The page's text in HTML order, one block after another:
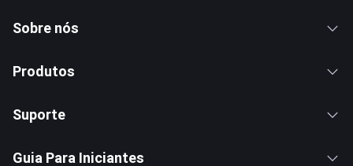
Sobre nós
Produtos
Suporte
Guia Para Iniciantes